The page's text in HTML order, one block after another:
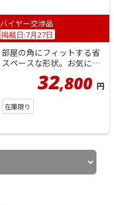
バイヤー交渉品
掲載日:7月27日
部屋の角にフィットする省
スペースな形状。お気に入
りを映えさせる店舗風ディ
スプレイ...32,800 円
在庫限り